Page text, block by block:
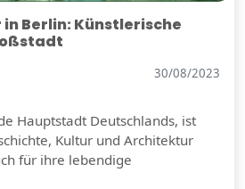
Berlin: Künstlerische
30/08/2023
Hauptstadt Deutschlands, ist
Kultur und Architektur
für ihre lebendige